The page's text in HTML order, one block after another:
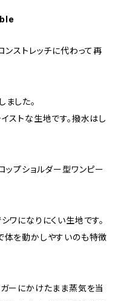
ンストレッチに代わって再
した。
ストな生地です。撥水はし
ップショルダー型ワンピー
ワになりにくい生地です。
体を動かしやすいのも特徴
ーにかけたまま蒸気を当